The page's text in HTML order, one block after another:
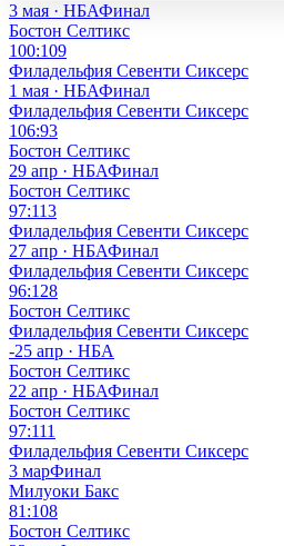
3 мая · НБАФинал
Бостон Селтикс
100:109
Филадельфия Севенти Сиксерс
1 мая · НБАФинал
Филадельфия Севенти Сиксерс
106:93
Бостон Селтикс
29 апр · НБАФинал
Бостон Селтикс
97:113
Филадельфия Севенти Сиксерс
27 апр · НБАФинал
Филадельфия Севенти Сиксерс
96:128
Бостон Селтикс
Филадельфия Севенти Сиксерс
-25 апр · НБА
Бостон Селтикс
22 апр · НБАФинал
Бостон Селтикс
97:111
Филадельфия Севенти Сиксерс
3 марФинал
Милуоки Бакс
81:108
Бостон Селтикс